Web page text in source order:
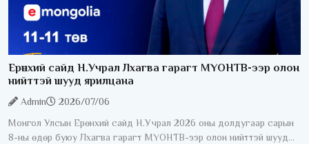
Ерөнхий сайд Н.Учрал Лхагва гарагт МҮОНТВ-ээр олон
нийттэй шууд ярилцана
Admin
2026/07/06
Монгол Улсын Ерөнхий сайд Н.Учрал 2026 оны долдугаар сарын
8-ны өдөр буюу Лхагва гарагт МҮОНТВ-ээр олон нийттэй шууд